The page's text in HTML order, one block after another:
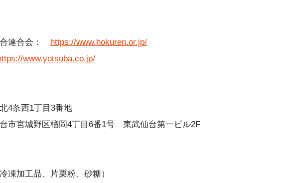
連合会： https://www.hokuren.or.jp/
www.yotsuba.co.jp/
4条西1丁目3番地
市宮城野区榴岡4丁目6番1号 東武仙台第一ビル2F
凍加工品、片栗粉、砂糖）